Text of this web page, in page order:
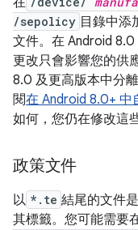
/sepolicy 目錄中添
文件。在 Android
更改只會影響您的供
8.0 及更高版本中分
閱在 Android 8.0+ 中
如何，您仍在修改這
政策文件
以 *.te 結尾的文件
其標籤。您可能需要